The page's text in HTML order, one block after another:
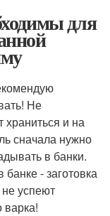
для
Не
храниться и на
сначала нужно
в банки.
- заготовка
успеют
варка!